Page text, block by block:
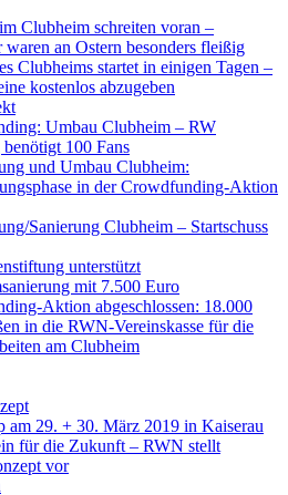
Clubheim schreiten voran –
an Ostern besonders fleißig
Clubheims startet in einigen Tagen –
kostenlos abzugeben
Umbau Clubheim – RW
100 Fans
und Umbau Clubheim:
in der Crowdfunding-Aktion
Sanierung Clubheim – Startschuss
unterstützt
mit 7.500 Euro
Aktion abgeschlossen: 18.000
in die RWN-Vereinskasse für die
am Clubheim
am 29. + 30. März 2019 in Kaiserau
für die Zukunft – RWN stellt
vor